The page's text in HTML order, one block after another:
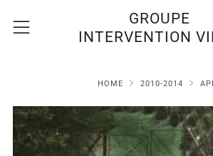
GROUPE
INTERVENTION
Menu
HOME 2010-2014